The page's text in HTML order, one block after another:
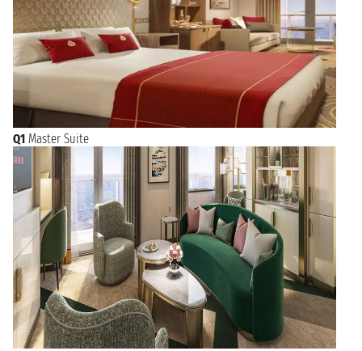
Q1 Master Suite